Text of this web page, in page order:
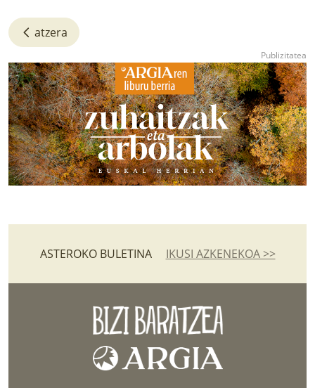
atzera
ASTEROKO BULETINA IKUSI AZKENEKOA >>